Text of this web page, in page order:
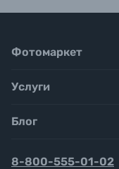
Фотомаркет
Услуги
Блог
8-800-555-01-02